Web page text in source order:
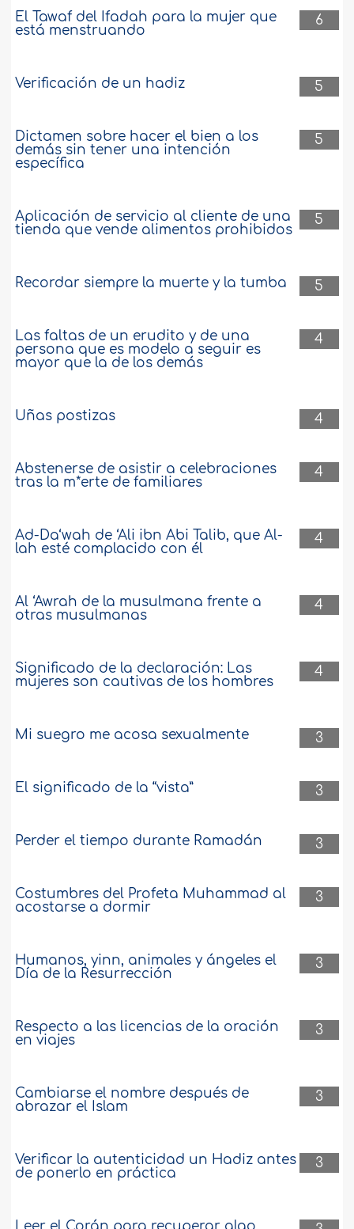
6
El Tawaf del Ifadah para la mujer que
está menstruando
5
Verificación de un hadiz
5
Dictamen sobre hacer el bien a los
demás sin tener una intención
específica
5
Aplicación de servicio al cliente de una
tienda que vende alimentos prohibidos
5
Recordar siempre la muerte y la tumba
4
Las faltas de un erudito y de una
persona que es modelo a seguir es
mayor que la de los demás
4
Uñas postizas
4
Abstenerse de asistir a celebraciones
tras la m*erte de familiares
4
Ad-Da‘wah de ‘Ali ibn Abi Talib, que Al-
lah esté complacido con él
4
Al ‘Awrah de la musulmana frente a
otras musulmanas
4
Significado de la declaración: Las
mujeres son cautivas de los hombres
3
Mi suegro me acosa sexualmente
3
El significado de la “vista”
3
Perder el tiempo durante Ramadán
3
Costumbres del Profeta Muhammad al
acostarse a dormir
3
Humanos, yinn, animales y ángeles el
Día de la Resurrección
3
Respecto a las licencias de la oración
en viajes
3
Cambiarse el nombre después de
abrazar el Islam
3
Verificar la autenticidad un Hadiz antes
de ponerlo en práctica